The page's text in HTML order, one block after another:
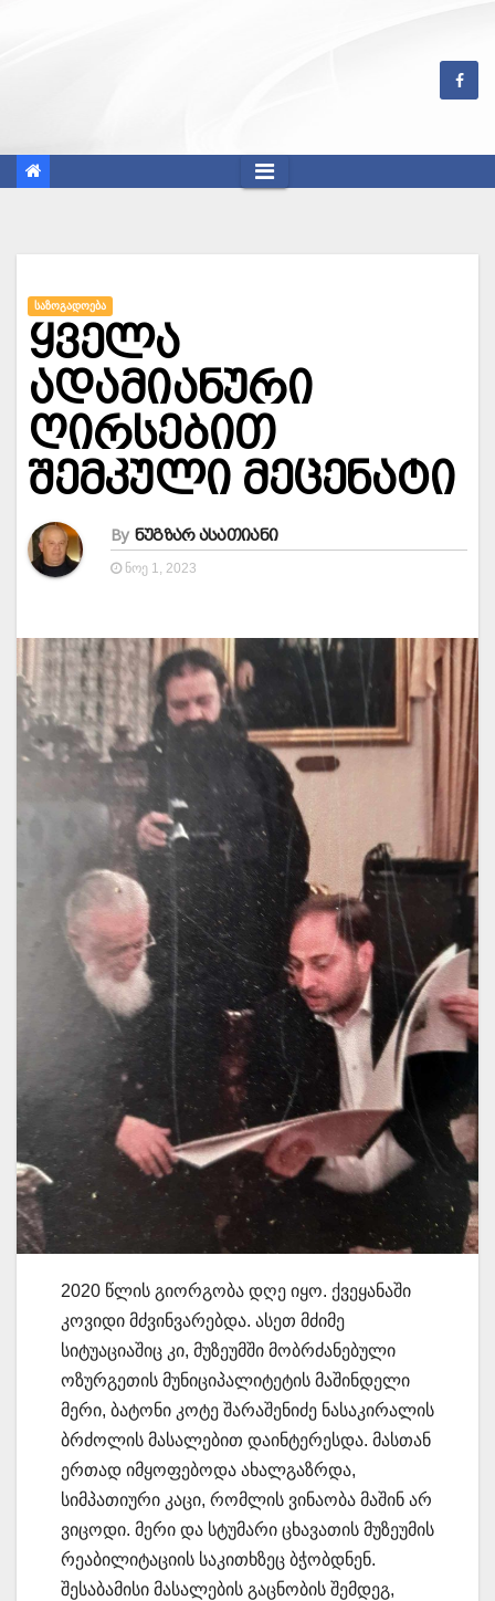
ᲡᲐᲖᲝᲒᲐᲓᲝᲔᲑᲐ
ყველა
ადამიანური
ღირსებით
შემკული მეცენატი
By ნუგზარ ასათიანი
ᲜᲝᲔ 1, 2023
2020 წლის გიორგობა დღე იყო. ქვეყანაში
კოვიდი მძვინვარებდა. ასეთ მძიმე
სიტუაციაშიც კი, მუზეუმში მობრძანებული
ოზურგეთის მუნიციპალიტეტის მაშინდელი
მერი, ბატონი კოტე შარაშენიძე ნასაკირალის
ბრძოლის მასალებით დაინტერესდა. მასთან
ერთად იმყოფებოდა ახალგაზრდა,
სიმპათიური კაცი, რომლის ვინაობა მაშინ არ
ვიცოდი. მერი და სტუმარი ცხავათის მუზეუმის
რეაბილიტაციის საკითხზეც ბჭობდნენ.
შესაბამისი მასალების გაცნობის შემდეგ,